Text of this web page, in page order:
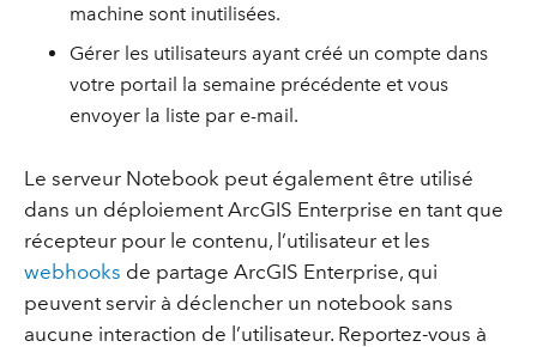
machine sont inutilisées.
Gérer les utilisateurs ayant créé un compte dans
votre portail la semaine précédente et vous
envoyer la liste par e-mail.
Le serveur Notebook peut également être utilisé
dans un déploiement ArcGIS Enterprise en tant que
récepteur pour le contenu, l’utilisateur et les
webhooks de partage ArcGIS Enterprise, qui
peuvent servir à déclencher un notebook sans
aucune interaction de l’utilisateur. Reportez-vous à